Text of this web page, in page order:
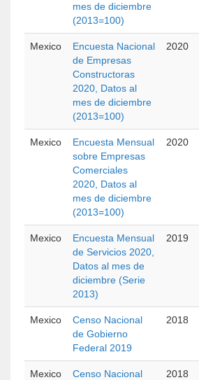
mes de diciembre
(2013=100)
Mexico
Encuesta Nacional
de Empresas
Constructoras
2020, Datos al
mes de diciembre
(2013=100)
2020
Mexico
Encuesta Mensual
sobre Empresas
Comerciales
2020, Datos al
mes de diciembre
(2013=100)
2020
Mexico
Encuesta Mensual
de Servicios 2020,
Datos al mes de
diciembre (Serie
2013)
2019
Mexico
Censo Nacional
de Gobierno
Federal 2019
2018
Mexico
Censo Nacional
2018